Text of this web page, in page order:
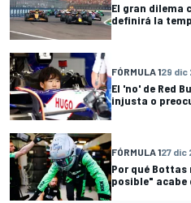
El gran dilema
definirá la
FÓRMULA 129 dic
El 'no' de Red
injusta o
FÓRMULA 127 dic
Por qué Bottas
posible" acabe